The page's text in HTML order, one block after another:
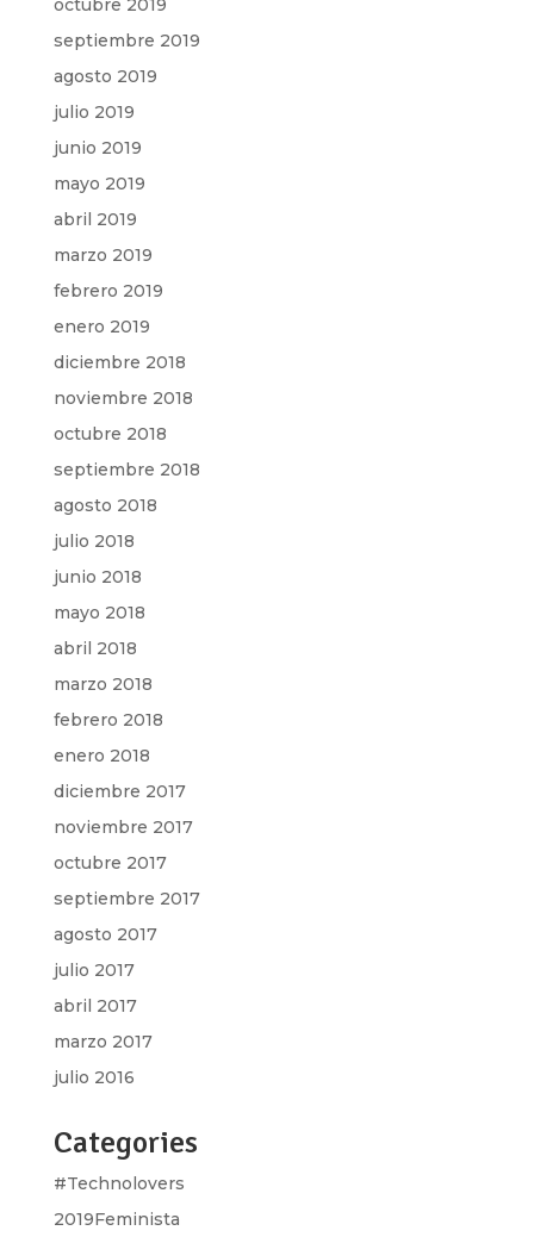
octubre 2019
septiembre 2019
agosto 2019
julio 2019
junio 2019
mayo 2019
abril 2019
marzo 2019
febrero 2019
enero 2019
diciembre 2018
noviembre 2018
octubre 2018
septiembre 2018
agosto 2018
julio 2018
junio 2018
mayo 2018
abril 2018
marzo 2018
febrero 2018
enero 2018
diciembre 2017
noviembre 2017
octubre 2017
septiembre 2017
agosto 2017
julio 2017
abril 2017
marzo 2017
julio 2016
Categories
#Technolovers
2019Feminista